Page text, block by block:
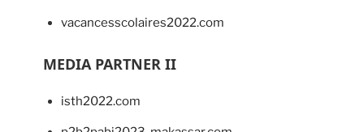
vacancesscolaires2022.com
MEDIA PARTNER II
isth2022.com